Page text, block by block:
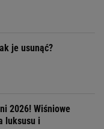
je usunąć?
2026! Wiśniowe
luksusu i